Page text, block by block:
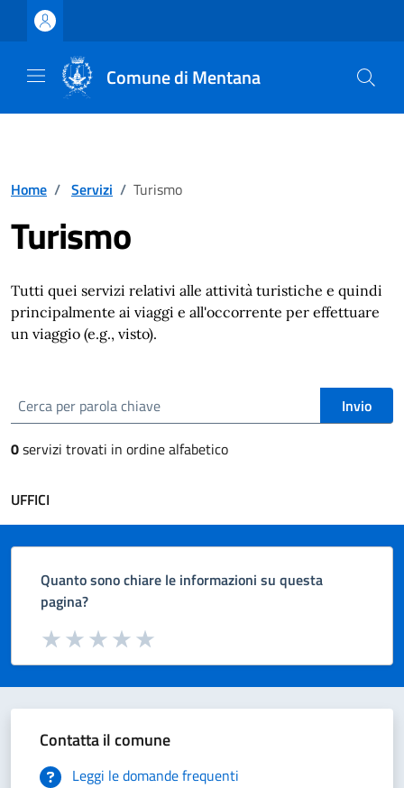
Vai ai contenuti
Vai al footer
Comune di Mentana
Home / Servizi / Turismo
Turismo
Tutti quei servizi relativi alle attività turistiche e quindi
principalmente ai viaggi e all'occorrente per effettuare
un viaggio (e.g., visto).
cerca Invio
0servizi trovati in ordine alfabetico
UFFICI
Quanto sono chiare le informazioni su questa
pagina?
Valuta da 1 a 5 stelle la pagina
Valuta 5 stelle su 5
Valuta 4 stelle su 5
Valuta 3 stelle su 5
Valuta 2 stelle su 5
Valuta 1 stelle su 5
Contatta il comune
Leggi le domande frequenti